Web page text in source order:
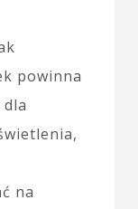
powinna
na